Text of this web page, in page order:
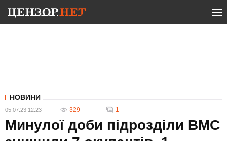
НОВИНИ
05.07.23 12:23 329 1
Минулої доби підрозділи ВМС